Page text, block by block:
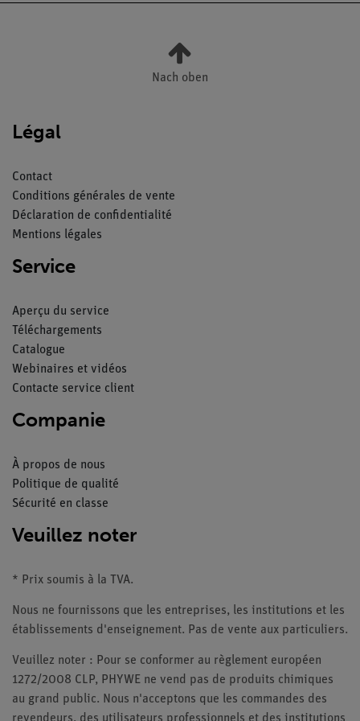
Nach oben
Légal
Contact
Conditions générales de vente
Déclaration de confidentialité
Mentions légales
Service
Aperçu du service
Téléchargements
Catalogue
Webinaires et vidéos
Contacte service client
Companie
À propos de nous
Politique de qualité
Sécurité en classe
Veuillez noter
* Prix soumis à la TVA.
Nous ne fournissons que les entreprises, les institutions et les
établissements d'enseignement. Pas de vente aux particuliers.
Veuillez noter : Pour se conformer au règlement européen
1272/2008 CLP, PHYWE ne vend pas de produits chimiques
au grand public. Nous n'acceptons que les commandes des